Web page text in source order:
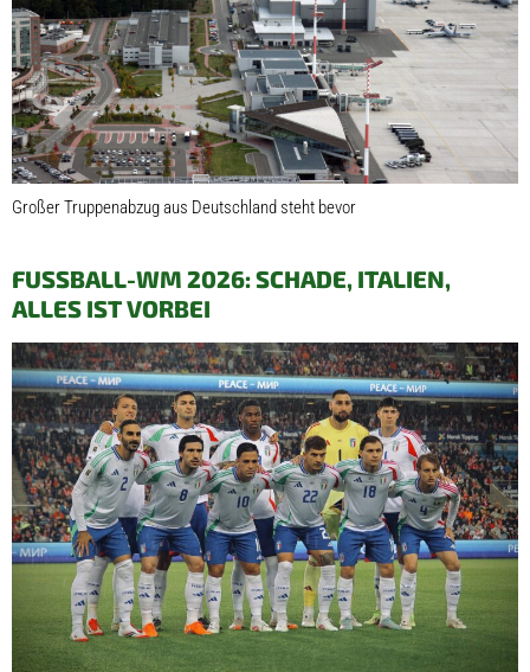
Großer Truppenabzug aus Deutschland steht bevor
FUSSBALL-WM 2026: SCHADE, ITALIEN, A
LLES IST VORBEI